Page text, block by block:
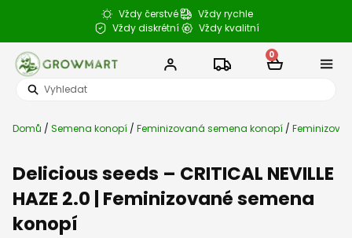
obsah
Vždy čerstvé
Vždy rychle
Vždy diskrétní
Vždy kvalitní
0
Cart
Search
Domů / Semena konopí / Feminizovaná semena konopí /
Delicious seeds – CRITICAL NEVILLE
HAZE 2.0 | Feminizované semena
konopí